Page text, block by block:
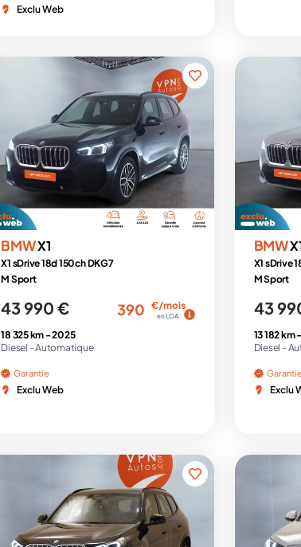
Exclu Web
BMWX1
X1 sDrive 18d 150ch DKG7
M Sport
43 990 € 390 €/mois
en LOA
18 325 km -2025
Diesel -Automatique
Garantie
Exclu Web
BMW
X1 sDrive
M Sport
43
13 182 km -
Diesel -
Garantie
Exclu